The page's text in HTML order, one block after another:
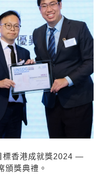
標香港成就獎2024 —
頒獎典禮。